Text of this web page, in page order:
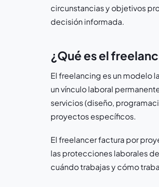
circunstancias y objetivos
decisión informada.
¿Qué es el
El freelancing es un modelo
un vínculo laboral
servicios (diseño,
proyectos específicos.
El freelancer factura por
las protecciones laborales
cuándo trabajas y cómo